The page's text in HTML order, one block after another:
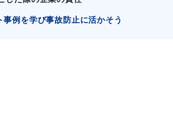
事例を学び事故防止に活かそう